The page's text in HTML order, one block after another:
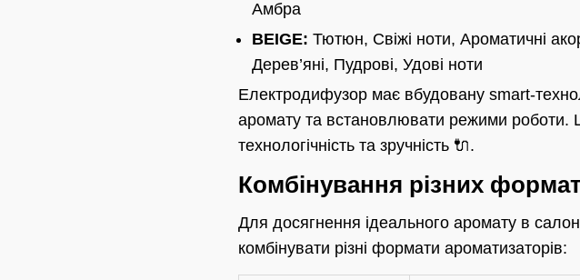
Амбра
BEIGE: Тютюн, Свіжі ноти, Ароматичні
Дерев’яні, Пудрові, Удові ноти
Електродифузор має вбудовану smart-
аромату та встановлювати режими роботи.
технологічність та зручність 🔌.
Комбінування різних
Для досягнення ідеального аромату в
комбінувати різні формати ароматизаторів: